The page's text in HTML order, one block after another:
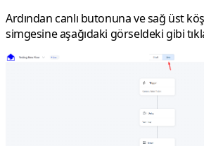
Ardından canlı butonuna ve sağ üst
simgesine aşağıdaki görseldeki gibi